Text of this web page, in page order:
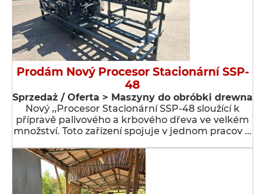
Prodám Nový Procesor Stacionární SSP-
48
Sprzedaż / Oferta > Maszyny do obróbki drewna
Nový ,,Procesor Stacionární SSP-48 sloužící k
přípravě palivového a krbového dřeva ve velkém
množství. Toto zařízení spojuje v jednom pracov …